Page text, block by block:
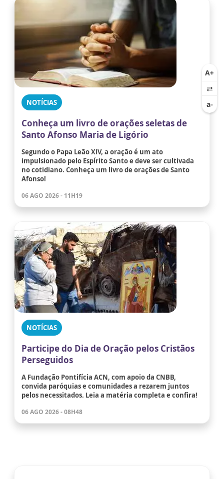
NOTÍCIAS
Conheça um livro de orações seletas de
Santo Afonso Maria de Ligório
Segundo o Papa Leão XIV, a oração é um ato
impulsionado pelo Espírito Santo e deve ser cultivada
no cotidiano. Conheça um livro de orações de Santo
Afonso!
06 AGO 2026 - 11H19
NOTÍCIAS
Participe do Dia de Oração pelos Cristãos
Perseguidos
A Fundação Pontifícia ACN, com apoio da CNBB,
convida paróquias e comunidades a rezarem juntos
pelos necessitados. Leia a matéria completa e confira!
06 AGO 2026 - 08H48